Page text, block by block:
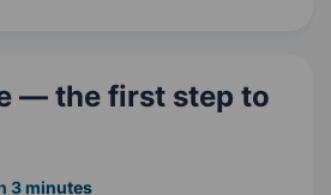
— the first step to
3 minutes